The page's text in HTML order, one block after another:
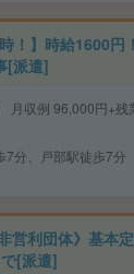
！】時給1600
[派遣]
収例 96,000円+残
7分、戸部駅徒歩7
営利団体》基本
[派遣]